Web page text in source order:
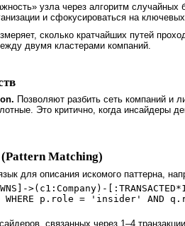
узла через алгоритм случайных
и сфокусироваться на ключевых
сколько кратчайших путей
двумя кластерами компаний.
Позволяют разбить сеть компаний и
Это критично, когда инсайдеры
Matching)
для описания искомого паттерна,
>(c1:Company)-
WHERE p.role = 'insider' AND
связанных через 1–4